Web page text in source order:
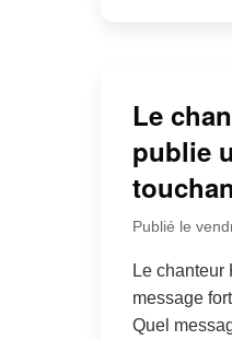
Le
publie
Publié le
Le chanteur
message
Quel